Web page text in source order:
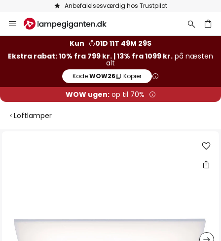
Anbefalelsesværdig hos Trustpilot
to
Kun
01D 11T 49M 29S
Ekstra rabat: 10% fra 799 kr. | 13% fra 1099 kr. på næsten
alt
Kode:WOW26 Kopier
WOW ugen:op til 70%
Loftlamper